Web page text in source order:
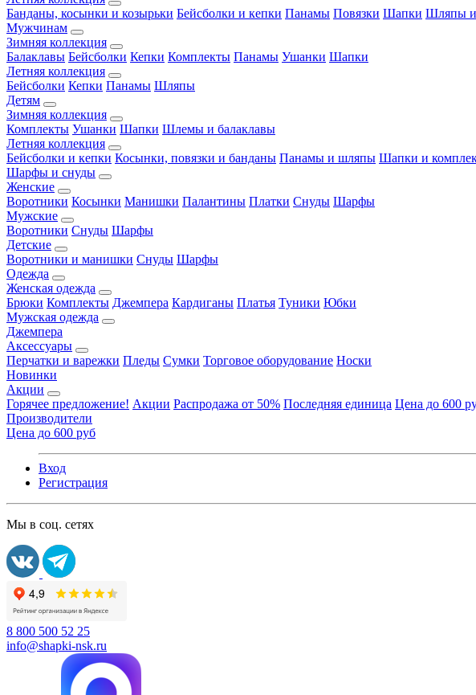
Банданы, косынки и козырьки Бейсболки и кепки Панамы Повязки Шапки Шляпы
Мужчинам
Зимняя коллекция
Балаклавы Бейсболки Кепки Комплекты Панамы Ушанки Шапки
Летняя коллекция
Бейсболки Кепки Панамы Шляпы
Детям
Зимняя коллекция
Комплекты Ушанки Шапки Шлемы и балаклавы
Летняя коллекция
Бейсболки и кепки Косынки, повязки и банданы Панамы и шляпы Шапки и
Шарфы и снуды
Женские
Воротники Косынки Манишки Палантины Платки Снуды Шарфы
Мужские
Воротники Снуды Шарфы
Детские
Воротники и манишки Снуды Шарфы
Одежда
Женская одежда
Брюки Комплекты Джемпера Кардиганы Платья Туники Юбки
Мужская одежда
Джемпера
Аксессуары
Перчатки и варежки Пледы Сумки Торговое оборудование Носки
Новинки
Акции
Горячее предложение! Акции Распродажа от 50% Последняя единица Цена до 600
Производители
Цена до 600 руб
Вход
Регистрация
Мы в соц. сетях
8 800 500 52 25
info@shapki-nsk.ru